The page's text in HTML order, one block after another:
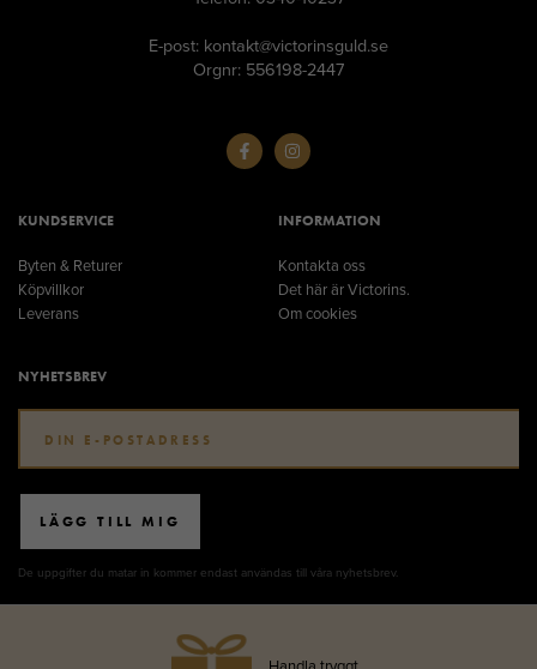
E-post: kontakt@victorinsguld.se
Orgnr: 556198-2447
KUNDSERVICE
Byten & Returer
Köpvillkor
Leverans
INFORMATION
Kontakta oss
Det här är Victorins.
Om cookies
NYHETSBREV
LÄGG TILL MIG
De uppgifter du matar in kommer endast användas till våra nyhetsbrev.